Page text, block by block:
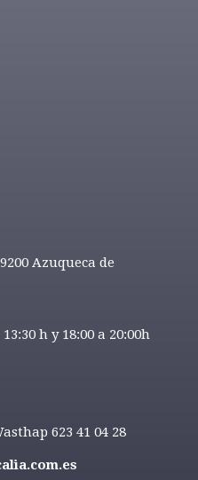
Azuqueca de
h y 18:00 a 20:00h
623 41 04 28